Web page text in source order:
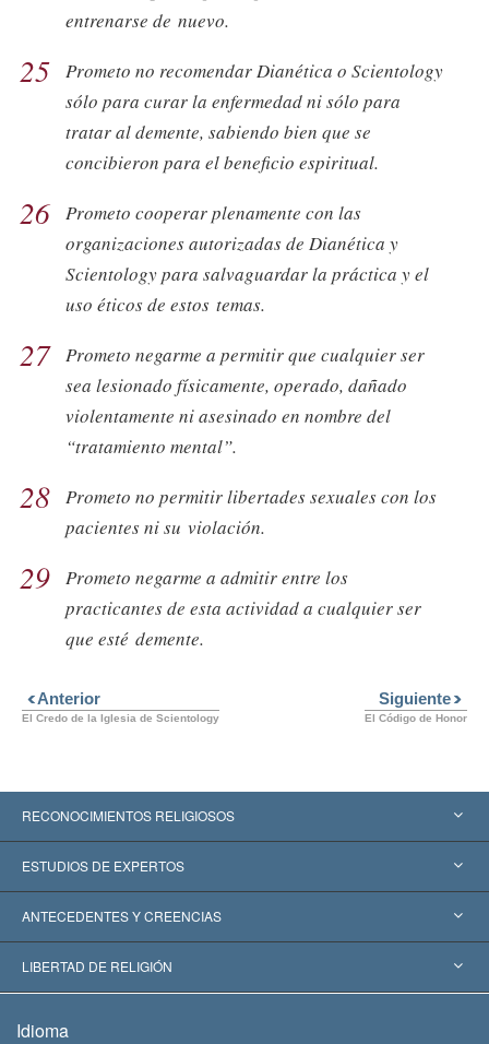
entrenarse de nuevo.
25
Prometo no recomendar Dianética o Scientology
sólo para curar la enfermedad ni sólo para
tratar al demente, sabiendo bien que se
concibieron para el beneficio espiritual.
26
Prometo cooperar plenamente con las
organizaciones autorizadas de Dianética y
Scientology para salvaguardar la práctica y el
uso éticos de estos temas.
27 Prometo negarme a permitir que cualquier ser
sea lesionado físicamente, operado, dañado
violentamente ni asesinado en nombre del
“tratamiento mental”.
28
Prometo no permitir libertades sexuales con los
pacientes ni su violación.
29
Prometo negarme a admitir entre los
practicantes de esta actividad a cualquier ser
que esté demente.
Anterior
El Credo de la Iglesia de Scientology
Siguiente
El Código de Honor
RECONOCIMIENTOS RELIGIOSOS
Estados Unidos
Reconocimientos Mundiales
Decisiones Históricas
ESTUDIOS DE EXPERTOS
Informes de Expertos por Categoría
Destacados Expertos Mundiales
ANTECEDENTES Y CREENCIAS
L. Ronald Hubbard
LIBERTAD DE RELIGIÓN
Idioma